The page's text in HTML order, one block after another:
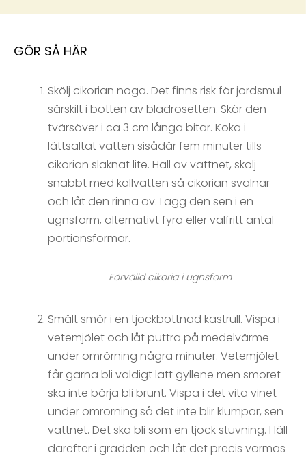
GÖR SÅ HÄR
Skölj cikorian noga. Det finns risk för jordsmul
särskilt i botten av bladrosetten. Skär den
tvärsöver i ca 3 cm långa bitar. Koka i
lättsaltat vatten sisådär fem minuter tills
cikorian slaknat lite. Häll av vattnet, skölj
snabbt med kallvatten så cikorian svalnar
och låt den rinna av. Lägg den sen i en
ugnsform, alternativt fyra eller valfritt antal
portionsformar.
Förvälld cikoria i ugnsform
Smält smör i en tjockbottnad kastrull. Vispa i
vetemjölet och låt puttra på medelvärme
under omrörning några minuter. Vetemjölet
får gärna bli väldigt lätt gyllene men smöret
ska inte börja bli brunt. Vispa i det vita vinet
under omrörning så det inte blir klumpar, sen
vattnet. Det ska bli som en tjock stuvning. Häll
därefter i grädden och låt det precis värmas